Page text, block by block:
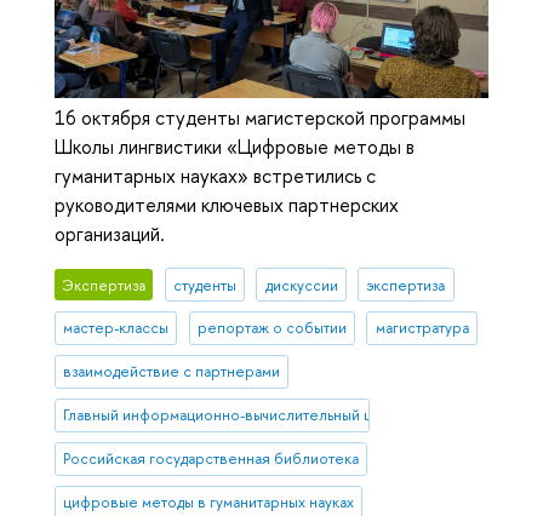
16 октября студенты магистерской программы
Школы лингвистики «Цифровые методы в
гуманитарных науках» встретились с
руководителями ключевых партнерских
организаций.
Экспертиза студенты дискуссии экспертиза
мастер-классы репортаж о событии магистратура
взаимодействие с партнерами
Главный информационно-вычислительный центр Минкультуры
Российская государственная библиотека
цифровые методы в гуманитарных науках